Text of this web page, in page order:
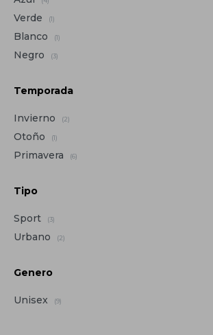
Verde (1)
Blanco (1)
Negro (3)
Temporada
Invierno (2)
Otoño (1)
Primavera (6)
Tipo
Sport (3)
Urbano (2)
Genero
Unisex (9)